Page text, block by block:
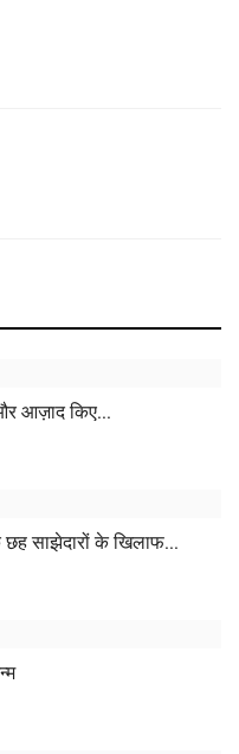
आज़ाद किए...
साझेदारों के खिलाफ...